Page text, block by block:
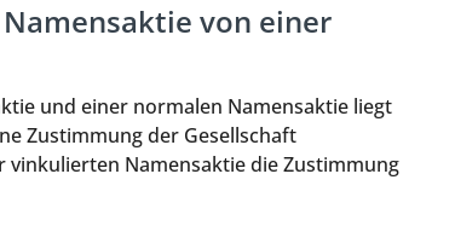
von einer
und einer normalen Namensaktie liegt
Zustimmung der Gesellschaft
Namensaktie die Zustimmung